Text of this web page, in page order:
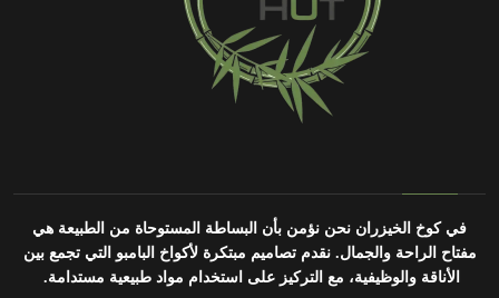
في كوخ الخيزران نحن نؤمن بأن البساطة المستوحاة من الطبيعة هي
مفتاح الراحة والجمال. نقدم تصاميم مبتكرة لأكواخ البامبو التي تجمع بين
الأناقة والوظيفية، مع التركيز على استخدام مواد طبيعية مستدامة.